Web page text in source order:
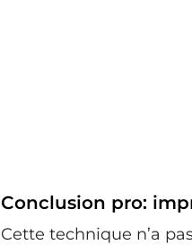
Conclusion pro:
Cette technique n’a